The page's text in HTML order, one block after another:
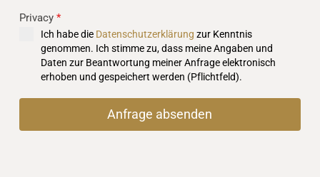
Privacy *
Ich habe die Datenschutzerklärung zur Kenntnis
genommen. Ich stimme zu, dass meine Angaben und
Daten zur Beantwortung meiner Anfrage elektronisch
erhoben und gespeichert werden (Pflichtfeld).
Anfrage absenden